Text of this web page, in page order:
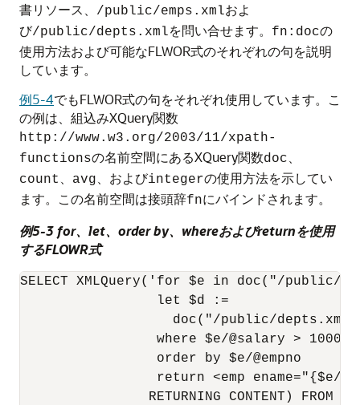
書リソース、
/public/emps.xmlおよ
び/public/depts.xmlを問い合せます。 fn:docの
使用方法および可能なFLWOR式のそれぞれの句を説明
しています。
例5-4でもFLWOR式の句をそれぞれ使用しています。こ
の例は、組込みXQuery関数
http://www.w3.org/2003/11/xpath-
functionsの名前空間にあるXQuery関数doc
count avg 、およびintegerの使用方法を示してい
ます。この名前空間は接頭辞fnにバインドされます。
例5-3 for、let、order by、whereおよびreturnを使用
するFLOWR式
SELECT XMLQuery('for $e in doc("/public/
                 let $d :=
doc("/public/
                 where $e/@salary > 100000
                 order by $e/@empno
return <emp ename="{$e/
RETURNING CONTENT) FROM